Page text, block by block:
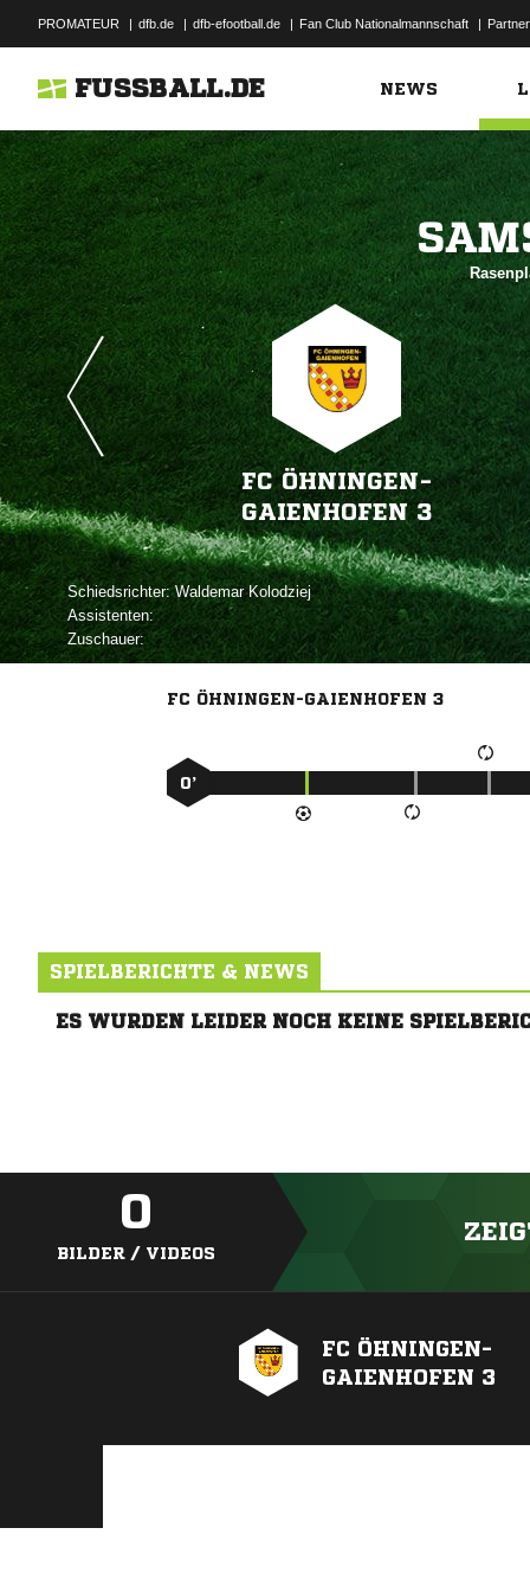
PROMATEUR | dfb.de | dfb-efootball.de | Fan Club Nationalmannschaft | Partner
FUSSBALL.DE NEWS
FC ÖHNINGEN-
GAIENHOFEN 3
Schiedsrichter: 
Assistenten:
Zuschauer:
FC ÖHNINGEN-GAIENHOFEN 3
0’
SPIELBERICHTE & NEWS
ES WURDEN LEIDER NOCH KEINE
0
BILDER / VIDEOS
FC ÖHNINGEN-
GAIENHOFEN 3